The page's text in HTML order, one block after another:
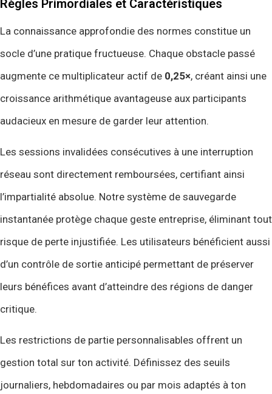
Règles Primordiales et Caractéristiques
La connaissance approfondie des normes constitue un
socle d’une pratique fructueuse. Chaque obstacle passé
augmente ce multiplicateur actif de 0,25×, créant ainsi une
croissance arithmétique avantageuse aux participants
audacieux en mesure de garder leur attention.
Les sessions invalidées consécutives à une interruption
réseau sont directement remboursées, certifiant ainsi
l’impartialité absolue. Notre système de sauvegarde
instantanée protège chaque geste entreprise, éliminant tout
risque de perte injustifiée. Les utilisateurs bénéficient aussi
d’un contrôle de sortie anticipé permettant de préserver
leurs bénéfices avant d’atteindre des régions de danger
critique.
Les restrictions de partie personnalisables offrent un
gestion total sur ton activité. Définissez des seuils
journaliers, hebdomadaires ou par mois adaptés à ton